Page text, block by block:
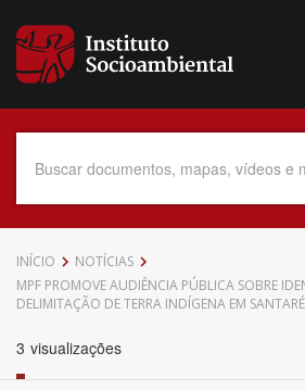
para
conteúdo
Data do Documento
INÍCIO
NOTÍCIAS
MPF PROMOVE AUDIÊNCIA PÚBLICA SOBRE
DELIMITAÇÃO DE TERRA INDÍGENA EM
3 visualizações